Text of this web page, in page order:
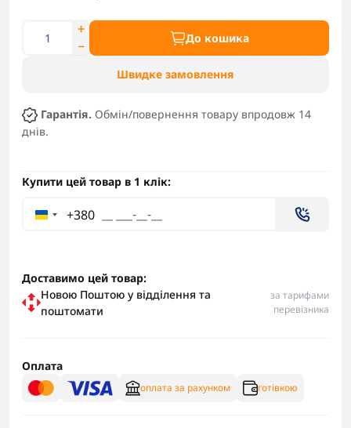
До кошика
Швидке замовлення
Гарантія. Обмін/повернення товару впродовж 14
днів.
Купити цей товар в 1 клік:
+380
Доставимо цей товар:
Новою Поштою у відділення та
поштомати
за тарифами
перевізника
Оплата
оплата за рахунком готівкою